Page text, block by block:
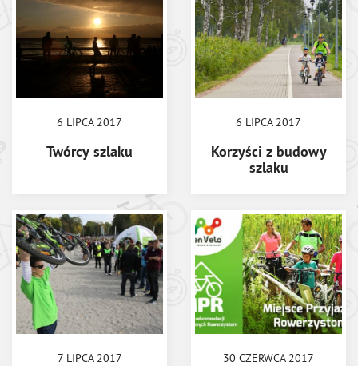
6 LIPCA 2017
Twórcy szlaku
6 LIPCA 2017
Korzyści z budowy
szlaku
7 LIPCA 2017 30 CZERWCA 2017